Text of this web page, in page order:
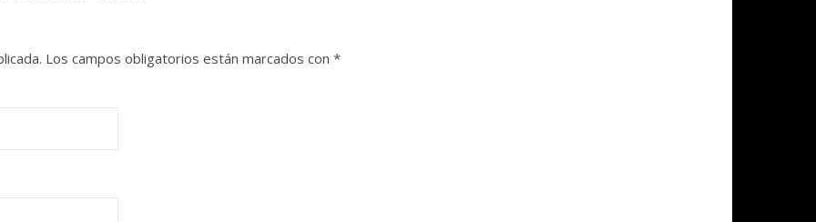
Los campos obligatorios están marcados con *